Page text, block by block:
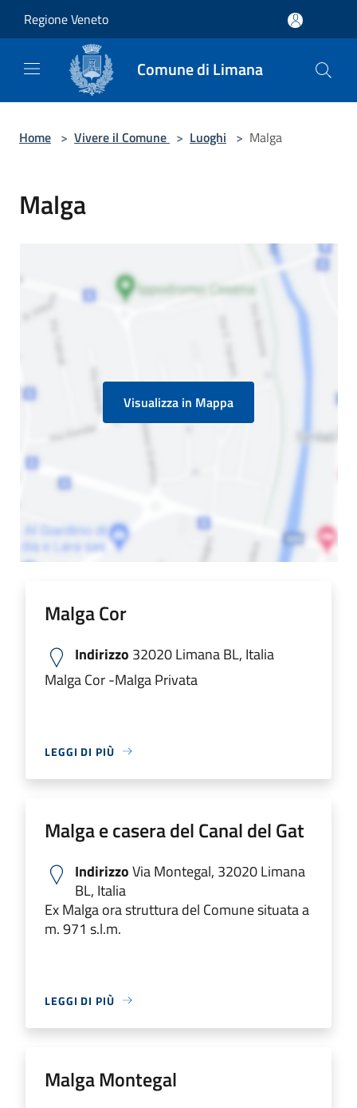
Regione Veneto
Comune di Limana
Home > Vivere il Comune > Luoghi > Malga
Malga
Visualizza in Mappa
Malga Cor
Indirizzo 32020 Limana BL, Italia
Malga Cor -Malga Privata
LEGGI DI PIÙ
Malga e casera del Canal del Gat
IndirizzoVia Montegal, 32020 Limana
BL, Italia
Ex Malga ora struttura del Comune situata a
m. 971 s.l.m.
LEGGI DI PIÙ
Malga Montegal